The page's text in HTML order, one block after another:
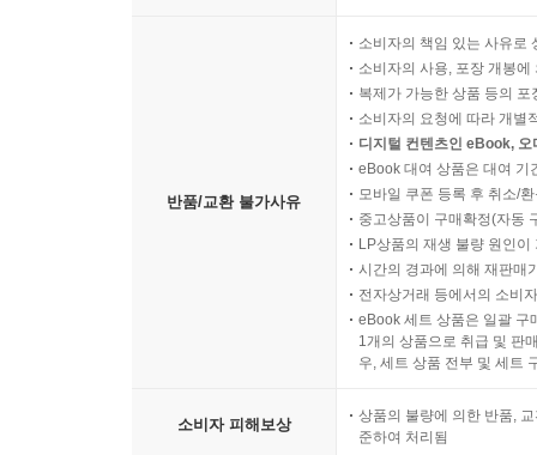
반품/교환 불가사유
소비자의 책임 있는 사유로
소비자의 사용, 포장 개봉
복제가 가능한 상품 등의
소비자의 요청에 따라 개별
디지털 컨텐츠인 eBook,
eBook 대여 상품은 대여 기
모바일 쿠폰 등록 후 취소/
중고상품이 구매확정(자동
LP상품의 재생 불량 원인
시간의 경과에 의해 재판매
전자상거래 등에서의 소비
eBook 세트 상품은 일괄 구
1개의 상품으로 취급 및 판
우, 세트 상품 전부 및 세트
소비자 피해보상
상품의 불량에 의한 반품,
준하여 처리됨